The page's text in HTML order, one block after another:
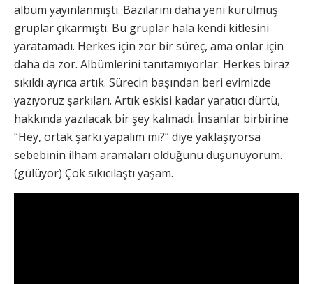
albüm yayınlanmıştı. Bazılarını daha yeni kurulmuş
gruplar çıkarmıştı. Bu gruplar hala kendi kitlesini
yaratamadı. Herkes için zor bir süreç, ama onlar için
daha da zor. Albümlerini tanıtamıyorlar. Herkes biraz
sıkıldı ayrıca artık. Sürecin başından beri evimizde
yazıyoruz şarkıları. Artık eskisi kadar yaratıcı dürtü,
hakkında yazılacak bir şey kalmadı. İnsanlar birbirine
“Hey, ortak şarkı yapalım mı?” diye yaklaşıyorsa
sebebinin ilham aramaları olduğunu düşünüyorum.
(gülüyor) Çok sıkıcılaştı yaşam.